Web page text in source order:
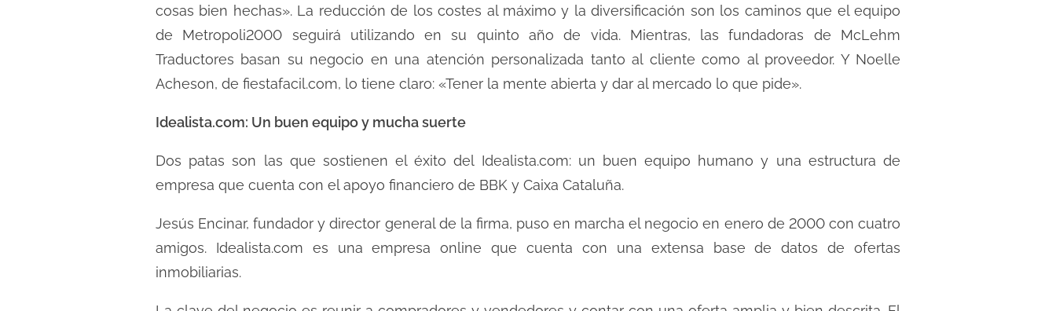
e
n
t
d
cosas bien hechas». La reducción de los costes al máximo y la diversificación son los caminos que el equipo
de Metropoli2000 seguirá utilizando en su quinto año de vida. Mientras, las fundadoras de McLehm
Traductores basan su negocio en una atención personalizada tanto al cliente como al proveedor. Y Noelle
Acheson, de fiestafacil.com, lo tiene claro: «Tener la mente abierta y dar al mercado lo que pide».
Idealista.com: Un buen equipo y mucha suerte
Dos patas son las que sostienen el éxito del Idealista.com: un buen equipo humano y una estructura de
empresa que cuenta con el apoyo financiero de BBK y Caixa Cataluña.
Jesús Encinar, fundador y director general de la firma, puso en marcha el negocio en enero de 2000 con cuatro
amigos. Idealista.com es una empresa online que cuenta con una extensa base de datos de ofertas
inmobiliarias.